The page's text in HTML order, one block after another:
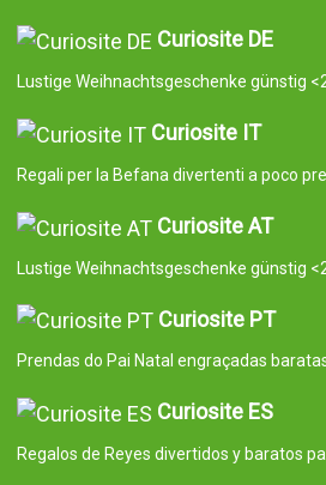
Curiosite DE
Lustige Weihnachtsgeschenke günstig
Curiosite IT
Regali per la Befana divertenti a poco
Curiosite AT
Lustige Weihnachtsgeschenke günstig
Curiosite PT
Prendas do Pai Natal engraçadas
Curiosite ES
Regalos de Reyes divertidos y baratos